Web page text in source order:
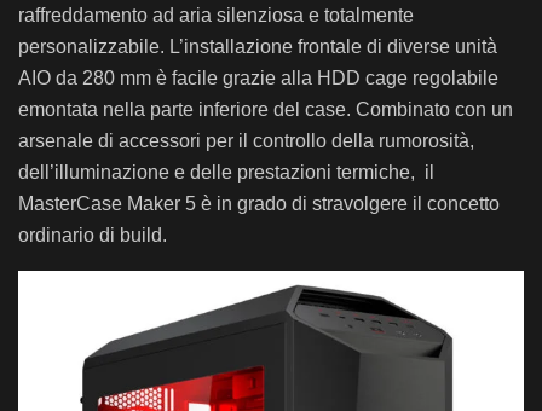
raffreddamento ad aria silenziosa e totalmente
personalizzabile. L’installazione frontale di diverse unità
AIO da 280 mm è facile grazie alla HDD cage regolabile
emontata nella parte inferiore del case. Combinato con un
arsenale di accessori per il controllo della rumorosità,
dell’illuminazione e delle prestazioni termiche, il
MasterCase Maker 5 è in grado di stravolgere il concetto
ordinario di build.